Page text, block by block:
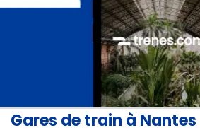
Gares de train à Nantes